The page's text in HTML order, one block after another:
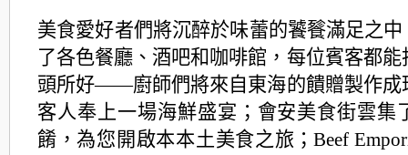
美食愛好者們將沉醉於味蕾的饕餮滿足之中
了各色餐廳、酒吧和咖啡館，每位賓客都能
頭所好——廚師們將來自東海的饋贈製作成
客人奉上一場海鮮盛宴 ；會安美食街雲集
餚，為您開啟本本土美食之旅；Beef